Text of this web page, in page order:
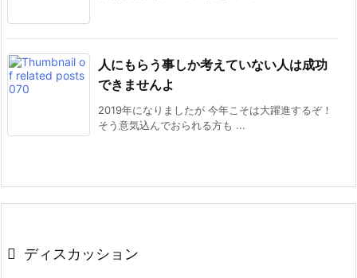
人にもらう事しか考えていない人は成功
できませんよ
2019年になりましたが 今年こそは大躍進するぞ！
そう意気込んでおられる方も ...
ディスカッション